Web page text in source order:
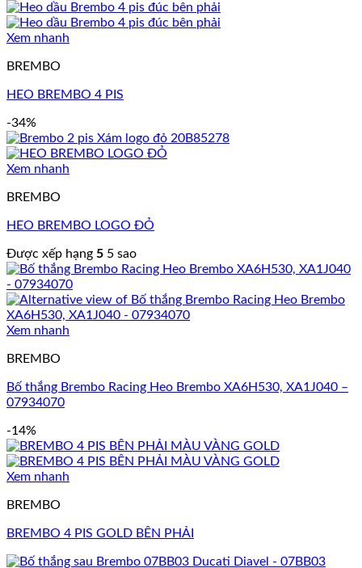
Xem nhanh
BREMBO
HEO BREMBO 4 PIS
-34%
Xem nhanh
BREMBO
HEO BREMBO LOGO ĐỎ
Được xếp hạng 5 5 sao
Xem nhanh
BREMBO
Bố thắng Brembo Racing Heo Brembo XA6H530, XA1J040 –
07934070
-14%
Xem nhanh
BREMBO
BREMBO 4 PIS GOLD BÊN PHẢI